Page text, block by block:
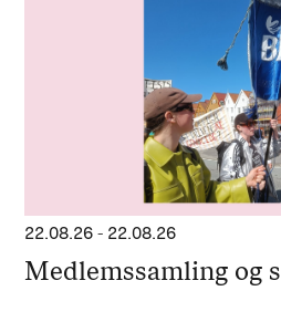
22.08.26 - 22.08.26
Medlemssamling og